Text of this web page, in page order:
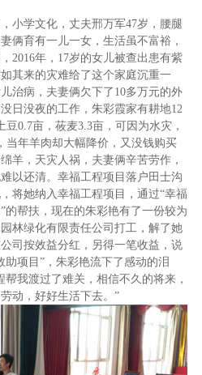
小学文化，丈夫邢万军47岁，腰腿
俩育有一儿一女，生活虽不富裕，
2016年， 17岁的女儿被查出患有紫
其来的灾难给了这个家庭沉重一
治病，夫妻俩欠下了 10多万元的外
日没夜的工作，朱彩霞家有耕地12
豆0.7亩，莜麦3.3亩，可因为水灾，
当年羊肉却大幅降价，又没钱购买
羊，天灾人祸，夫妻俩辛苦劳作，
以还清。幸福工程项目落户田士沟
将她纳入幸福工程项目，通过“幸福
帮扶，现在的朱彩艳有了一份较为
林绿化有限责任公司打工，解了她
司按效益分红，另得一笔收益，说
项目”，朱彩艳流下了感动的泪
我渡过了难关，相信不久的将来，
动，好好生活下去。”